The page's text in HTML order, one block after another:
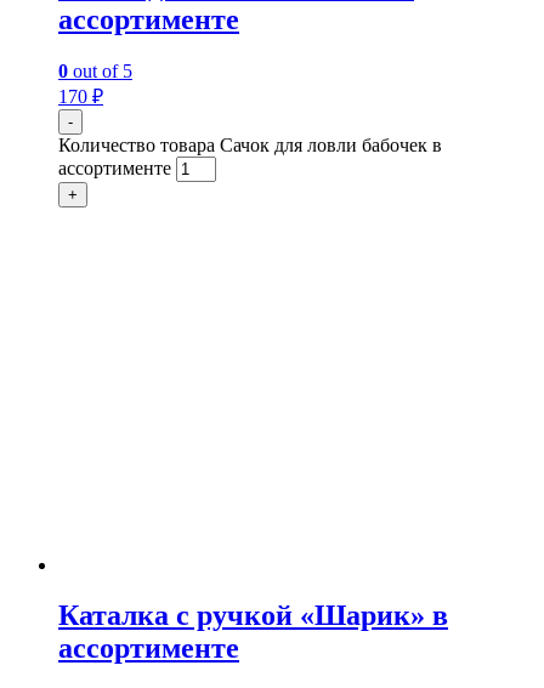
ассортименте
0 out of 5
170 ₽
-
Количество товара Сачок для ловли бабочек в
ассортименте
+
Каталка с ручкой «Шарик» в
ассортименте